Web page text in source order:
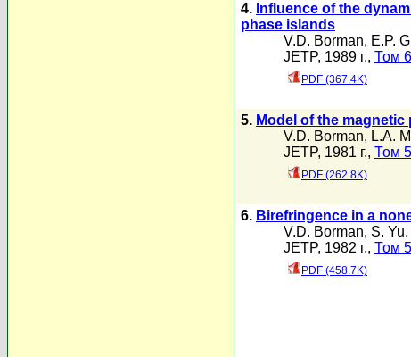
4. Influence of the
phase islands
V.D. Borman, E.P.
JETP, 1989 г., Том
PDF (367.4K)
5. Model of the
V.D. Borman, L.A.
JETP, 1981 г., Том
PDF (262.8K)
6. Birefringence in a
V.D. Borman, S.
JETP, 1982 г., Том
PDF (458.7K)